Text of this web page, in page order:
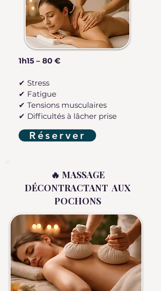
1h15 – 80 €
✔ Stress
✔ Fatigue
✔ Tensions musculaires
✔ Difficultés à lâcher prise
Réserver
🔥 MASSAGE
DÉCONTRACTANT AUX
POCHONS